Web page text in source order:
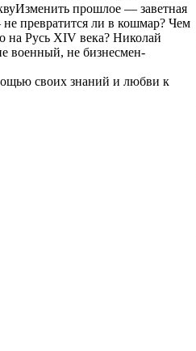
Изменить прошлое — заветная
превратится ли в кошмар? Чем
на Русь XIV века? Николай
военный, не бизнесмен-
своих знаний и любви к